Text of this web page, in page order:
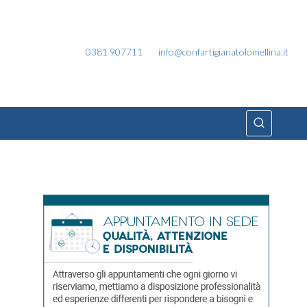
0381 907711 info@confartigianatolomellina.it